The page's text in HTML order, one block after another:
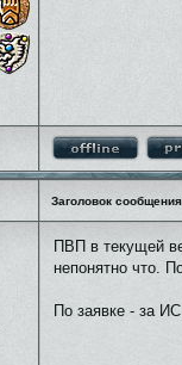
Заголовок
ПВП в текущей
непонятно что.
По заявке - за